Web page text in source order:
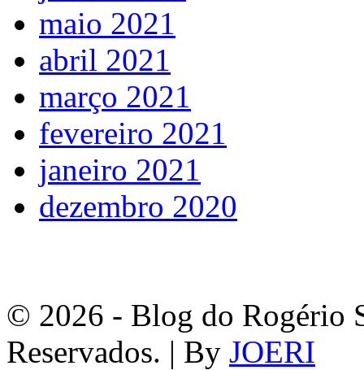
maio 2021
abril 2021
março 2021
fevereiro 2021
janeiro 2021
dezembro 2020
© 2026 - Blog do Rogério
Reservados. | By JOERI